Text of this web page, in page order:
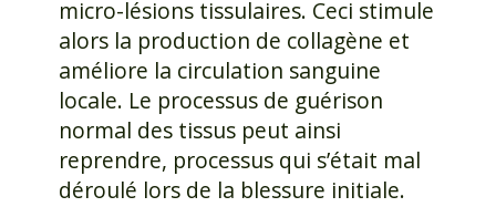
micro-lésions tissulaires. Ceci stimule
alors la production de collagène et
améliore la circulation sanguine
locale. Le processus de guérison
normal des tissus peut ainsi
reprendre, processus qui s’était mal
déroulé lors de la blessure initiale.